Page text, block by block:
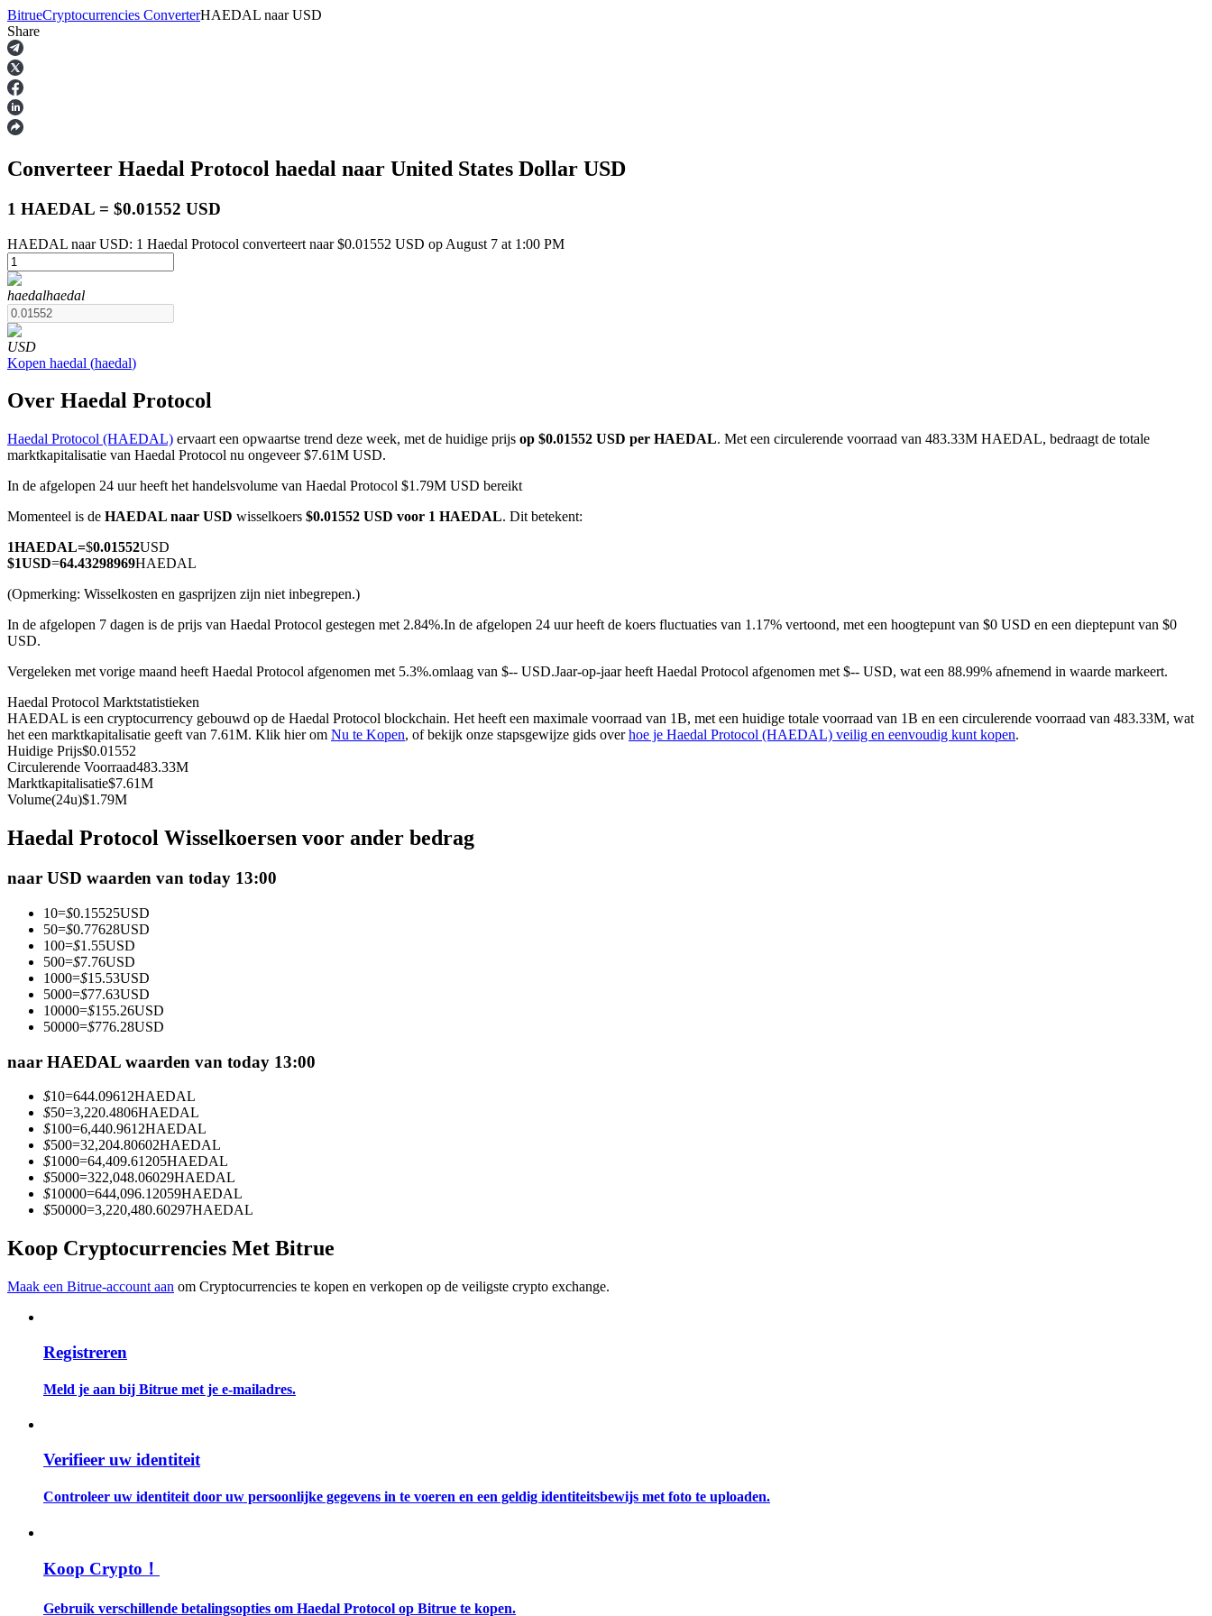
Termijncontracten
USDT-futures
Futures met USDT als onderpand
COIN-M-futures
Cryptocurrency-futures
USDC-futures
Futures met USDC als onderpand
Kopiëren Handel
Geniet van winstdeling en copy trading commissies
Big data-analyse inclusief handelsinformatie, enz.
BitrueCryptocurrencies ConverterHAEDAL naar USD
Share
Converteer Haedal Protocol haedal naar United States Dollar USD
1 HAEDAL = $0.01552 USD
HAEDAL naar USD: 1 Haedal Protocol converteert naar $0.01552 USD op August 7 at 1:00 PM
haedalhaedal
USD
Kopen haedal (haedal)
Over Haedal Protocol
Haedal Protocol (HAEDAL) ervaart een opwaartse trend deze week, met de huidige prijs op $0.01552 USD per HAEDAL. Met een circulerende voorraad van 483.33M HAEDAL, bedraagt de totale
marktkapitalisatie van Haedal Protocol nu ongeveer $7.61M USD.
In de afgelopen 24 uur heeft het handelsvolume van Haedal Protocol $1.79M USD bereikt
Momenteel is de HAEDAL naar USD wisselkoers $0.01552 USD voor 1 HAEDAL. Dit betekent:
1HAEDAL=$0.01552USD
$1USD=64.43298969HAEDAL
(Opmerking: Wisselkosten en gasprijzen zijn niet inbegrepen.)
In de afgelopen 7 dagen is de prijs van Haedal Protocol gestegen met 2.84%.In de afgelopen 24 uur heeft de koers fluctuaties van 1.17% vertoond, met een hoogtepunt van $0 USD en een dieptepunt van $0
USD.
Vergeleken met vorige maand heeft Haedal Protocol afgenomen met 5.3%.omlaag van $-- USD.Jaar-op-jaar heeft Haedal Protocol afgenomen met $-- USD, wat een 88.99% afnemend in waarde markeert.
Haedal Protocol Marktstatistieken
HAEDAL is een cryptocurrency gebouwd op de Haedal Protocol blockchain. Het heeft een maximale voorraad van 1B, met een huidige totale voorraad van 1B en een circulerende voorraad van 483.33M, wat
het een marktkapitalisatie geeft van 7.61M. Klik hier om Nu te Kopen, of bekijk onze stapsgewijze gids overhoe je Haedal Protocol (HAEDAL) veilig en eenvoudig kunt kopen.
Huidige Prijs$0.01552
Circulerende Voorraad483.33M
Marktkapitalisatie$7.61M
Volume(24u)$1.79M
Haedal Protocol Wisselkoersen voor ander bedrag
naar USD waarden van today 13:00
10=$0.15525USD
50=$0.77628USD
100=$1.55USD
500=$7.76USD
1000=$15.53USD
5000=$77.63USD
10000=$155.26USD
50000=$776.28USD
naar HAEDAL waarden van today 13:00
$10=644.09612HAEDAL
$50=3,220.4806HAEDAL
$100=6,440.9612HAEDAL
$500=32,204.80602HAEDAL
$1000=64,409.61205HAEDAL
$5000=322,048.06029HAEDAL
$10000=644,096.12059HAEDAL
$50000=3,220,480.60297HAEDAL
Koop Cryptocurrencies Met Bitrue
Maak een Bitrue-account aan om Cryptocurrencies te kopen en verkopen op de veiligste crypto exchange.
Registreren
Meld je aan bij Bitrue met je e-mailadres.
Verifieer uw identiteit
Controleer uw identiteit door uw persoonlijke gegevens in te voeren en een geldig identiteitsbewijs met foto te uploaden.
Koop Crypto！
Gebruik verschillende betalingsopties om Haedal Protocol op Bitrue te kopen.